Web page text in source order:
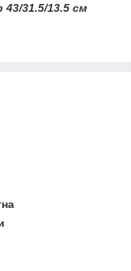
43/31.5/13.5 см